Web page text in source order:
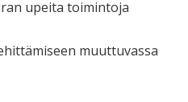
upeita toimintoja
muuttuvassa